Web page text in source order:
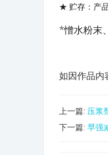
★ 贮存：产
*憎水粉末
如因作品内
上一篇: 压浆
下一篇: 早强